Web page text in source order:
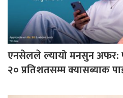
एनसेलले ल्यायो मनसुन अफर:
२० प्रतिशतसम्म क्यासब्याक